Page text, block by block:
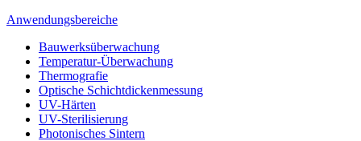
Anwendungsbereiche
Bauwerksüberwachung
Temperatur-Überwachung
Thermografie
Optische Schichtdickenmessung
UV-Härten
UV-Sterilisierung
Photonisches Sintern